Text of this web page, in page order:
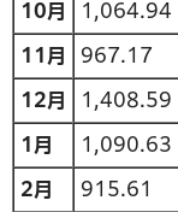
10月 1,064.94
11月 967.17
12月 1,408.59
1月 1,090.63
2月 915.61